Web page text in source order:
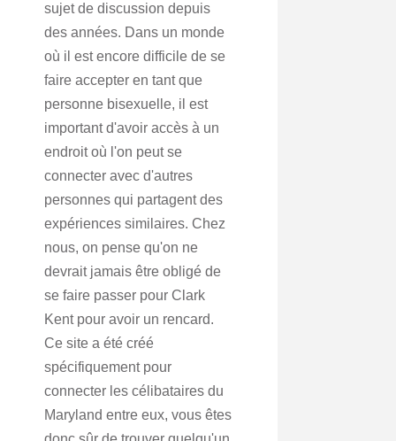
sujet de discussion depuis
des années. Dans un monde
où il est encore difficile de se
faire accepter en tant que
personne bisexuelle, il est
important d'avoir accès à un
endroit où l'on peut se
connecter avec d'autres
personnes qui partagent des
expériences similaires. Chez
nous, on pense qu'on ne
devrait jamais être obligé de
se faire passer pour Clark
Kent pour avoir un rencard.
Ce site a été créé
spécifiquement pour
connecter les célibataires du
Maryland entre eux, vous êtes